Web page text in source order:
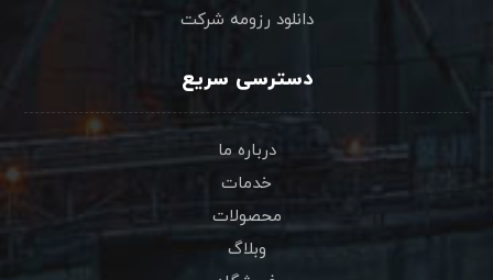
دانلود رزومه شرکت
دسترسی سریع
درباره ما
خدمات
محصولات
وبلاگ